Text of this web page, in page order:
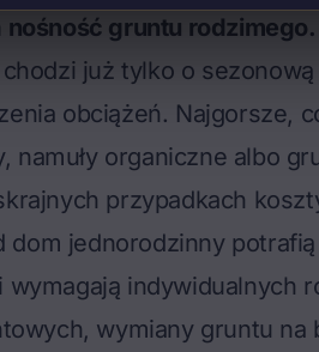
gruntu rodzimego.
już tylko o
obciążeń. Najgorsze,
namuły organiczne albo
przypadkach
dom jednorodzinny
indywidualnych
wymiany gruntu na